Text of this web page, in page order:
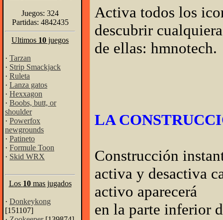
Juegos: 324
Partidas: 4842435
Ultimos 10 juegos
· Tarzan
· Strip Smackjack
· Ruleta
· Lanza gatos
· Hexxagon
· Boobs, butt, or
shoulder
· Powerfox
newgrounds
· Patineto
· Formule Toon
· Skid WRX
Los 10mas jugados
· Donkeykong
[151107]
Activa todos los
descubrir cualquiera
de ellas: hmnotech.
LA
Construcción
activa y desactiva
activo aparecerá
en la parte inferior